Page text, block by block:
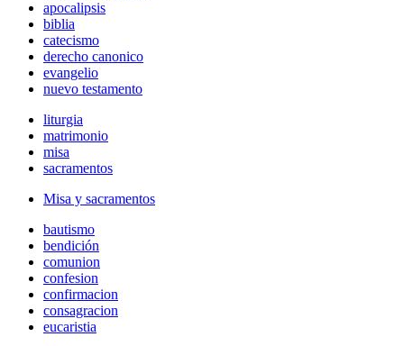
apocalipsis
biblia
catecismo
derecho canonico
evangelio
nuevo testamento
liturgia
matrimonio
misa
sacramentos
Misa y sacramentos
bautismo
bendición
comunion
confesion
confirmacion
consagracion
eucaristia